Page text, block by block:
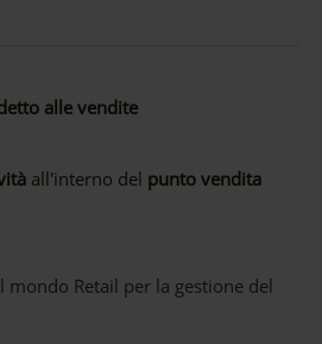
alle vendite
all'interno del punto vendita
mondo Retail per la gestione del